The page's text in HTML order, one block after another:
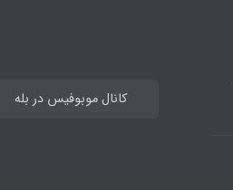
کانال موبوفیس در بله